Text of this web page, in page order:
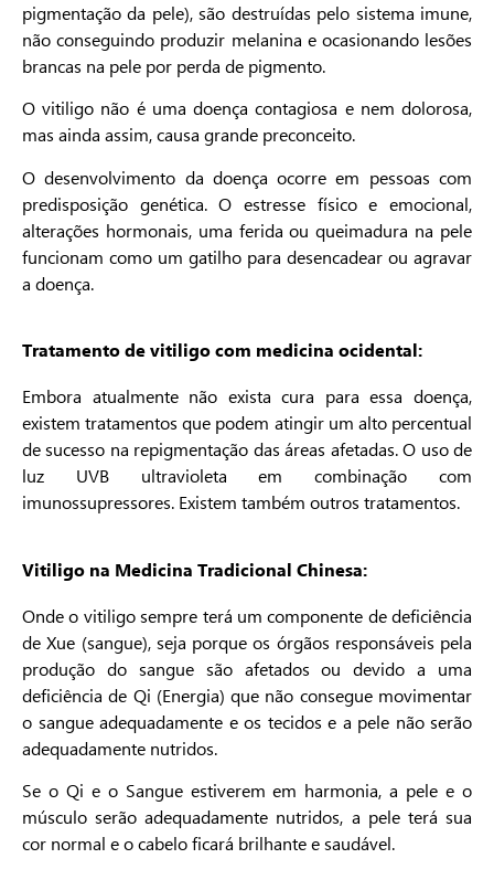
pigmentação da pele), são destruídas pelo sistema imune,
não conseguindo produzir melanina e ocasionando lesões
brancas na pele por perda de pigmento.
O vitiligo não é uma doença contagiosa e nem dolorosa,
mas ainda assim, causa grande preconceito.
O desenvolvimento da doença ocorre em pessoas com
predisposição genética. O estresse físico e emocional,
alterações hormonais, uma ferida ou queimadura na pele
funcionam como um gatilho para desencadear ou agravar
a doença.
Tratamento de vitiligo com medicina ocidental:
Embora atualmente não exista cura para essa doença,
existem tratamentos que podem atingir um alto percentual
de sucesso na repigmentação das áreas afetadas. O uso de
luz UVB ultravioleta em combinação com
imunossupressores. Existem também outros tratamentos.
Vitiligo na Medicina Tradicional Chinesa:
Onde o vitiligo sempre terá um componente de deficiência
de Xue (sangue), seja porque os órgãos responsáveis pela
produção do sangue são afetados ou devido a uma
deficiência de Qi (Energia) que não consegue movimentar
o sangue adequadamente e os tecidos e a pele não serão
adequadamente nutridos.
Se o Qi e o Sangue estiverem em harmonia, a pele e o
músculo serão adequadamente nutridos, a pele terá sua
cor normal e o cabelo ficará brilhante e saudável.